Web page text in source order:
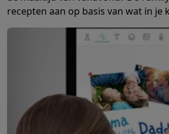
RobotsRobotstofzuigersDweilrobots
Stoomgenerators Strijkijzers
Aircoolers
Luchtreinigers
VerwarmenElektrische verwarming
Wassen & drogen
Wasmachines
Huisdieren
Automatische voerbak
recepten aan op basis van wat in je